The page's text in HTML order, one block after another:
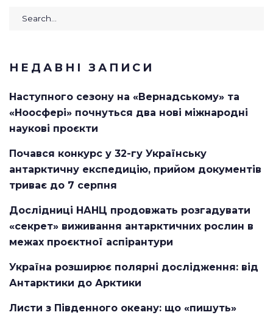
Search
НЕДАВНІ ЗАПИСИ
Наступного сезону на «Вернадському» та
«Ноосфері» почнуться два нові міжнародні
наукові проєкти
Почався конкурс у 32-гу Українську
антарктичну експедицію, прийом документів
триває до 7 серпня
Дослідниці НАНЦ продовжать розгадувати
«секрет» виживання антарктичних рослин в
межах проєктної аспірантури
Україна розширює полярні дослідження: від
Антарктики до Арктики
Листи з Південного океану: що «пишуть»